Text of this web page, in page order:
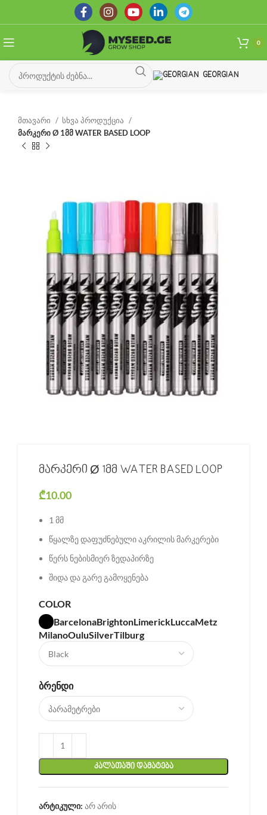
0
GEORGIAN
მთავარი
სხვა პროდუქცია
მარკერი Ø 1მმ WATER BASED LOOP
მარკერი Ø 1მმ WATER BASED LOOP
₾10.00
1 მმ
წყალზე დაფუძნებული აკრილის მარკერები
წერს ნებისმიერ ზედაპირზე
შიდა და გარე გამოყენება
COLOR
BarcelonaBrightonLimerickLuccaMetz
MilanoOuluSilverTilburg
ᲑᲠᲔᲜᲓᲘ
ᲙᲐᲚᲐᲗᲐᲨᲘ ᲓᲐᲛᲐᲢᲔᲑᲐ
არტიკული: არ არის